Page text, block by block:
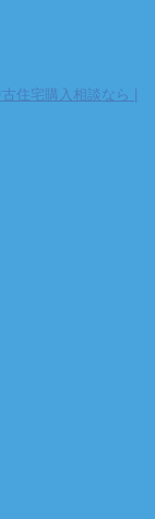
住宅購入相談なら |